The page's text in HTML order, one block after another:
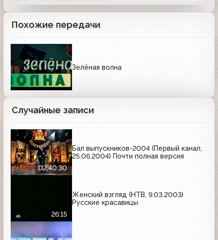
Похожие передачи
Зелёная волна
Случайные записи
02:40:30
Бал выпускников-2004 (Первый канал,
25.06.2004) Почти полная версия
26:15
Женский взгляд (НТВ, 9.03.2003)
Русские красавицы